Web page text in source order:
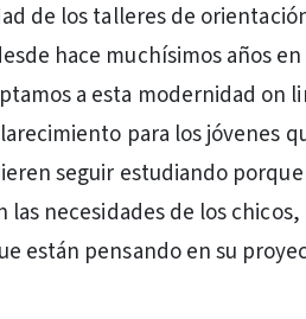
de los talleres de
hace muchísimos años
a esta modernidad on
para los jóvenes
seguir estudiando
las necesidades de los
están pensando en su